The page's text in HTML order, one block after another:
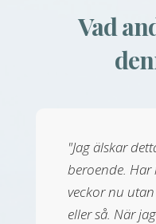
Vad
"Jag älskar
beroende. Har
veckor nu
eller så. När